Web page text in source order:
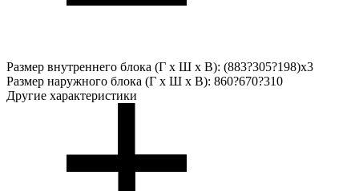
Размер внутреннего блока (Г х Ш х В): (883?305?198)x3
Размер наружного блока (Г х Ш х В): 860?670?310
Другие характеристики